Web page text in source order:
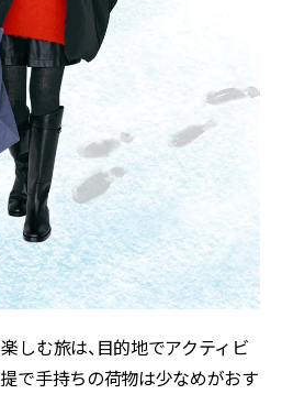
しむ旅は、目的地でアクティビ
で手持ちの荷物は少なめがおす